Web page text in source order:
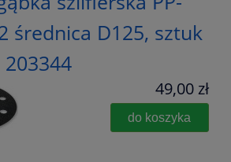
średnica D125, sztuk
203344
49,00 zł
do koszyka